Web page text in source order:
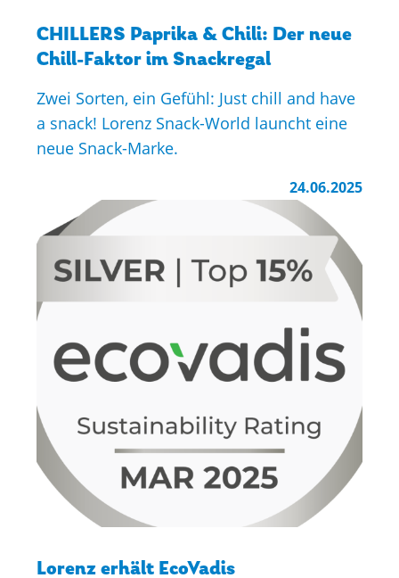
CHILLERS Paprika & Chili: Der neue
Chill-Faktor im Snackregal
Zwei Sorten, ein Gefühl: Just chill and have
a snack! Lorenz Snack-World launcht eine
neue Snack-Marke.
24.06.2025
Lorenz erhält EcoVadis